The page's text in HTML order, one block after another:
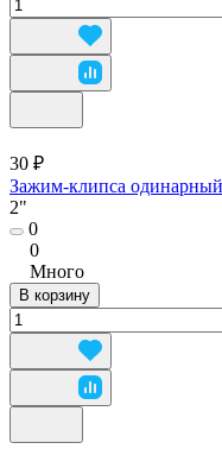
30 ₽
Зажим-клипса
2"
0
0
Много
В корзину